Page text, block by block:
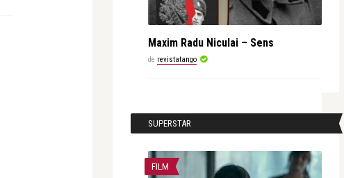
Maxim Radu Niculai – Sens
de revistatango
SUPERSTAR
FILM